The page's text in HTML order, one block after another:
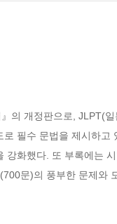
』의 개정판으로, JLPT(
필수 문법을 제시하
강화했다. 또 부록에는
문)의 풍부한 문제와